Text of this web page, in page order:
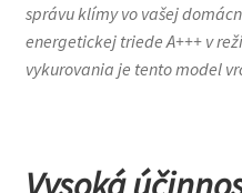
správu klímy vo vašej
energetickej triede A+++ v
vykurovania je tento model